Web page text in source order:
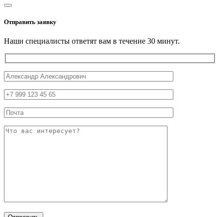
Отправить заявку
Наши специалисты ответят вам в течение 30 минут.